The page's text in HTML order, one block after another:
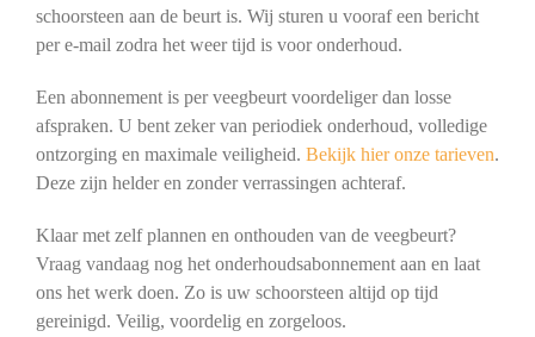
schoorsteen aan de beurt is. Wij sturen u vooraf een bericht
per e-mail zodra het weer tijd is voor onderhoud.
Een abonnement is per veegbeurt voordeliger dan losse
afspraken. U bent zeker van periodiek onderhoud, volledige
ontzorging en maximale veiligheid. Bekijk hier onze tarieven.
Deze zijn helder en zonder verrassingen achteraf.
Klaar met zelf plannen en onthouden van de veegbeurt?
Vraag vandaag nog het onderhoudsabonnement aan en laat
ons het werk doen. Zo is uw schoorsteen altijd op tijd
gereinigd. Veilig, voordelig en zorgeloos.